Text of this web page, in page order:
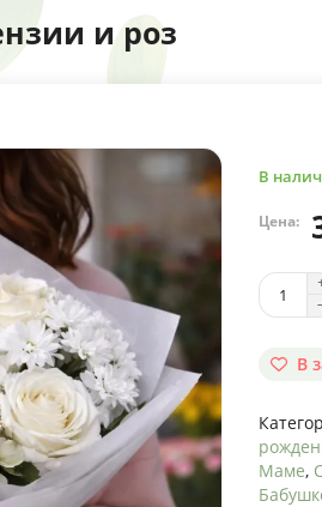
и роз
В
Цена:
В
Маме,